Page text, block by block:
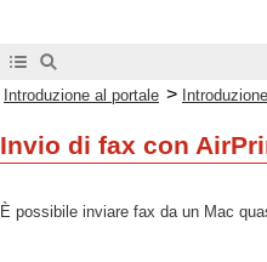
Introduzione al portale >
Invio di fax con
È possibile inviare fax da un Mac